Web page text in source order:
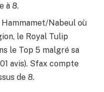
à 8.
Hammamet/Nabeul où
le Royal Tulip
le Top 5 malgré sa
avis). Sfax compte
de 8.